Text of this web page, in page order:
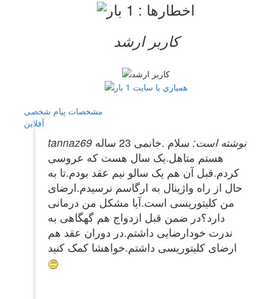
کاربر ارشد
مشخصات پیام شخصی
آفلاين
tannaz69 نوشته است:
سلام .خانمی 23 ساله
هستم متاهل.یک سال هست که عروسی
کردم.قبل آن هم یک سالو نیم عقد بودم.تا به
حال از راه واژینال به ارگاسم نرسیدم.ارضای
من کلیتوریسی است.آیا مشکل من درمانی
دارد؟در ضمن قبل ازدواج هم گهگاهی به
ندرت خودارضایی داشتم.در دوران عقد هم
ارضای کلیتوریسی داشتم.خواهشا کمک کنید